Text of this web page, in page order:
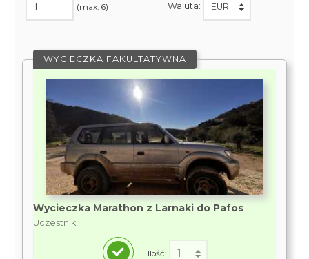
(max. 6) Waluta:
WYCIECZKA FAKULTATYWNA
Wycieczka Marathon z Larnaki do Pafos
Uczestnik
Ilość: